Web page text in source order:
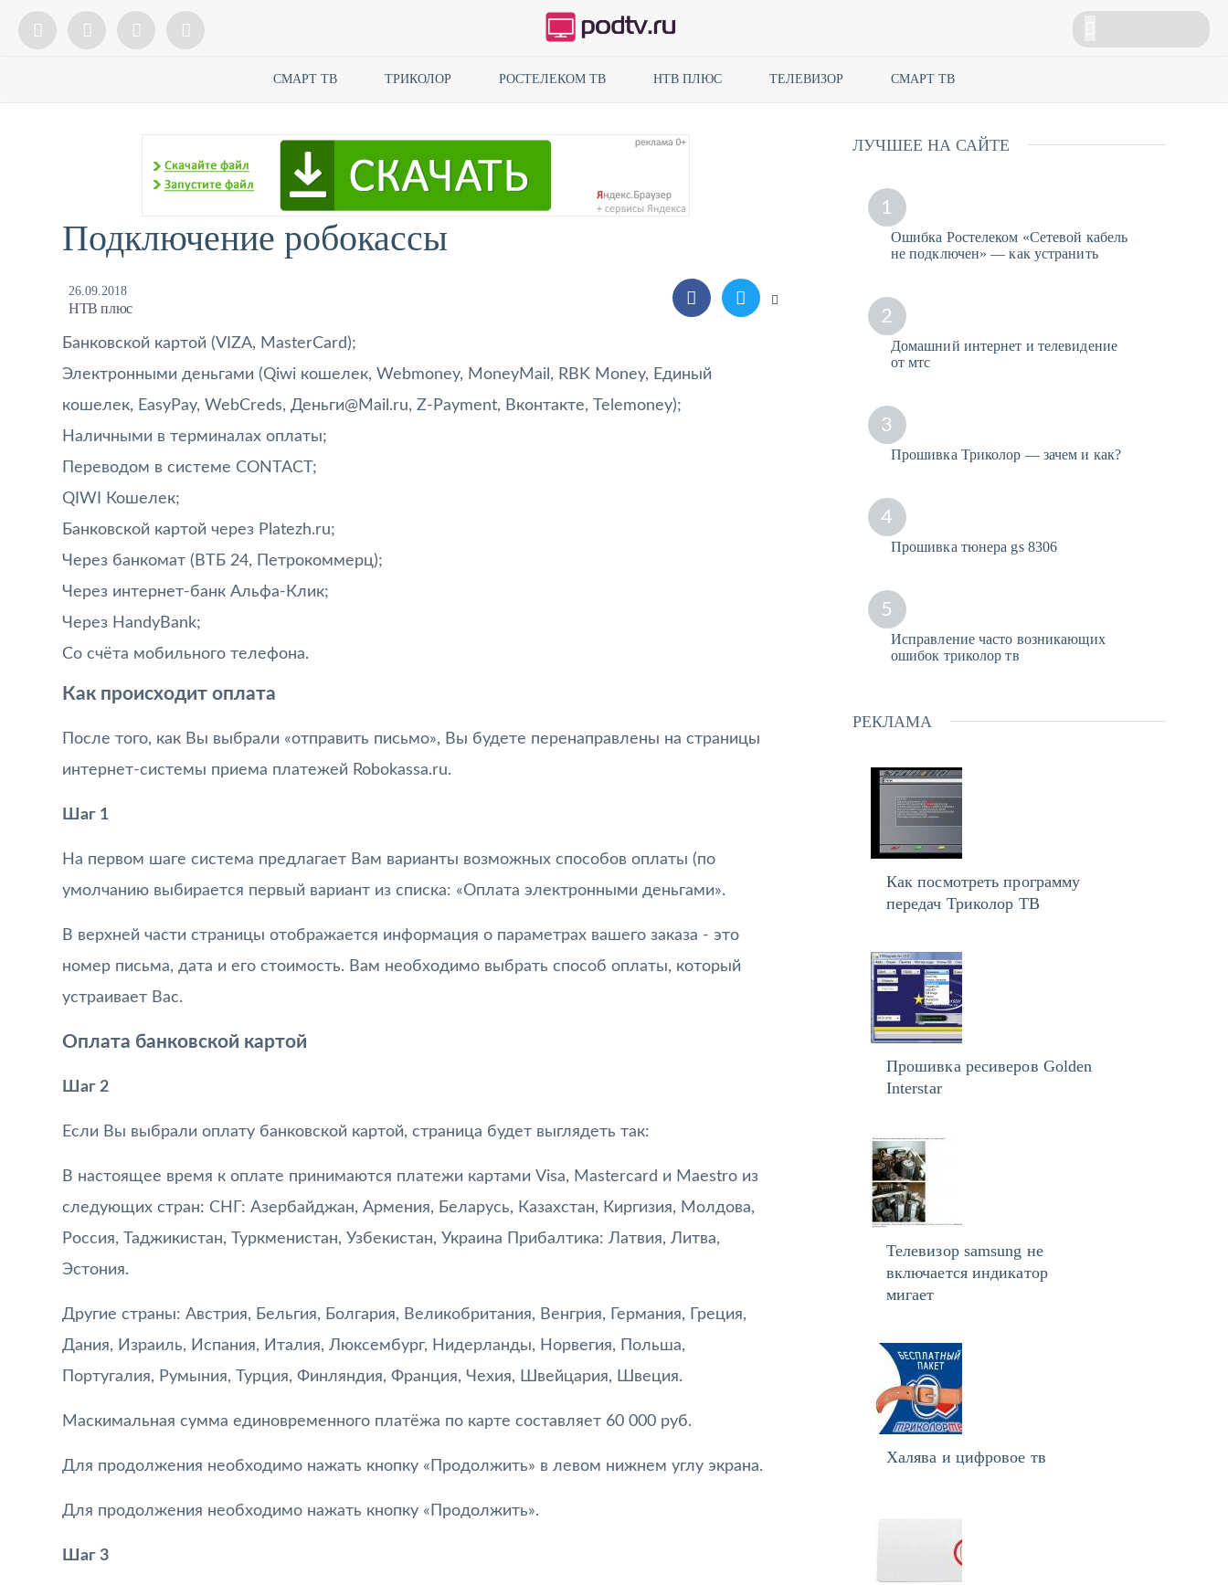
СМАРТ ТВ ТРИКОЛОР РОСТЕЛЕКОМ ТВ НТВ ПЛЮС ТЕЛЕВИЗОР СМАРТ ТВ
Подключение робокассы
26.09.2018
НТВ плюс
Банковской картой (VIZA, MasterCard);
Электронными деньгами (Qiwi кошелек, Webmoney, MoneyMail, RBK Money, Единый
кошелек, EasyPay, WebCreds, Деньги@Mail.ru, Z-Payment, Вконтакте, Telemoney);
Наличными в терминалах оплаты;
Переводом в системе CONTACT;
QIWI Кошелек;
Банковской картой через Platezh.ru;
Через банкомат (ВТБ 24, Петрокоммерц);
Через интернет-банк Альфа-Клик;
Через HandyBank;
Cо счёта мобильного телефона.
Как происходит оплата
После того, как Вы выбрали «отправить письмо», Вы будете перенаправлены на страницы
интернет-системы приема платежей Robokassa.ru.
Шаг 1
На первом шаге система предлагает Вам варианты возможных способов оплаты (по
умолчанию выбирается первый вариант из списка: «Оплата электронными деньгами».
В верхней части страницы отображается информация о параметрах вашего заказа - это
номер письма, дата и его стоимость. Вам необходимо выбрать способ оплаты, который
устраивает Вас.
Оплата банковской картой
Шаг 2
Если Вы выбрали оплату банковской картой, страница будет выглядеть так:
В настоящее время к оплате принимаются платежи картами Visa, Mastercard и Maestro из
следующих стран: СНГ: Азербайджан, Армения, Беларусь, Казахстан, Киргизия, Молдова,
Россия, Таджикистан, Туркменистан, Узбекистан, Украина Прибалтика: Латвия, Литва,
Эстония.
Другие страны: Австрия, Бельгия, Болгария, Великобритания, Венгрия, Германия, Греция,
Дания, Израиль, Испания, Италия, Люксембург, Нидерланды, Норвегия, Польша,
Португалия, Румыния, Турция, Финляндия, Франция, Чехия, Швейцария, Швеция.
Маскимальная сумма единовременного платёжа по карте составляет 60 000 руб.
Для продолжения необходимо нажать кнопку «Продолжить» в левом нижнем углу экрана.
Для продолжения необходимо нажать кнопку «Продолжить».
Шаг 3
ЛУЧШЕЕ НА САЙТЕ
1
Ошибка Ростелеком «Сетевой кабель
не подключен» — как устранить
2
Домашний интернет и телевидение
от мтс
3
Прошивка Триколор — зачем и как?
4
Прошивка тюнера gs 8306
5
Исправление часто возникающих
ошибок триколор тв
РЕКЛАМА
Как посмотреть программу
передач Триколор ТВ
Прошивка ресиверов Golden
Interstar
Телевизор samsung не
включается индикатор
мигает
Халява и цифровое тв